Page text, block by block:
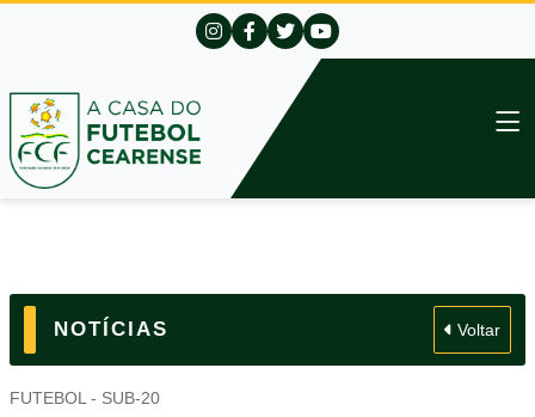
NOTÍCIAS Voltar
FUTEBOL - SUB-20